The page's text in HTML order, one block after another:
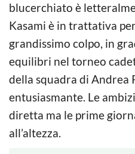
blucerchiato è
Kasami è in trattativa
grandissimo colpo, in
equilibri nel torneo
della squadra di Andrea
entusiasmante. Le
diretta ma le prime
all’altezza.